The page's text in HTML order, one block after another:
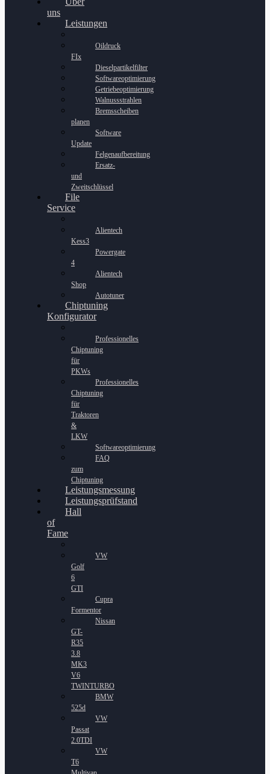
uns
Leistungen
Oildruck
FIx
Dieselpartikelfilter
Softwareoptimierung
Getriebeoptimierung
Walnussstrahlen
Bremsscheiben
planen
Software
Update
Felgenaufbereitung
Ersatz-
und
Zweitschlüssel
File
Service
Alientech
Kess3
Powergate
4
Alientech
Shop
Autotuner
Chiptuning
Konfigurator
Professionelles
Chiptuning
für
PKWs
Professionelles
Chiptuning
für
Traktoren
&
LKW
Softwareoptimierung
FAQ
zum
Chiptuning
Leistungsmessung
Leistungsprüfstand
Hall
of
Fame
VW
Golf
6
GTI
Cupra
Formentor
Nissan
GT-
R35
3.8
MK3
V6
TWINTURBO
BMW
525d
VW
Passat
2.0TDI
VW
T6